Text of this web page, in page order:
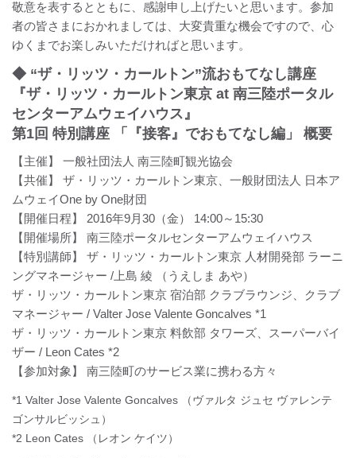
敬意を表するとともに、感謝申し上げたいと思います。参加
者の皆さまにおかれましては、大変貴重な機会ですので、心
ゆくまでお楽しみいただければと思います。
◆ “ザ・リッツ・カールトン”流おもてなし講座
『ザ・リッツ・カールトン東京 at 南三陸ポータル
センターアムウェイハウス』
第1回 特別講座 「『接客』でおもてなし編」 概要
【主催】 一般社団法人 南三陸町観光協会
【共催】 ザ・リッツ・カールトン東京、一般財団法人 日本ア
ムウェイOne by One財団
【開催日程】 2016年9月30（金） 14:00～15:30
【開催場所】 南三陸ポータルセンターアムウェイハウス
【特別講師】 ザ・リッツ・カールトン東京 人材開発部 ラーニ
ングマネージャー /上島 綾 （うえしま あや）
ザ・リッツ・カールトン東京 宿泊部 クラブラウンジ、クラブ
マネージャー / Valter Jose Valente Goncalves *1
ザ・リッツ・カールトン東京 料飲部 タワーズ、スーパーバイ
ザー / Leon Cates *2
【参加対象】 南三陸町のサービス業に携わる方々
*1 Valter Jose Valente Goncalves （ヴァルタ ジュセ ヴァレンテ
ゴンサルビッシュ）
*2 Leon Cates （レオン ケイツ）